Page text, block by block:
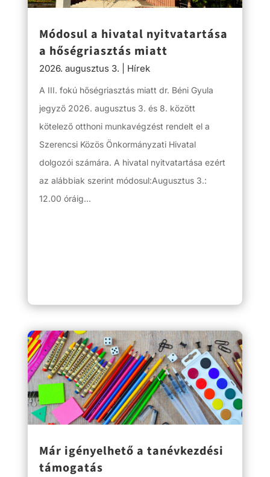
Módosul a hivatal nyitvatartása
a hőségriasztás miatt
2026. augusztus 3. Hírek
A III. fokú hőségriasztás miatt dr. Béni Gyula
jegyző 2026. augusztus 3. és 8. között
kötelező otthoni munkavégzést rendelt el a
Szerencsi Közös Önkormányzati Hivatal
dolgozói számára. A hivatal nyitvatartása ezért
az alábbiak szerint módosul:Augusztus 3.:
12.00 óráig...
Már igényelhető a tanévkezdési
támogatás